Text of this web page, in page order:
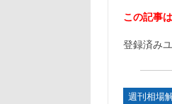
この記事
登録済み
週刊相場